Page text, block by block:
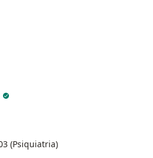
(Psiquiatria)